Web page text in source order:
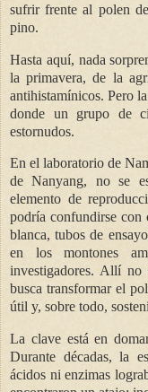
sufrir frente al polen
pino.
Hasta aquí, nada
la primavera, de la
antihistamínicos. Pero
donde un grupo de
estornudos.
En el laboratorio de
de Nanyang, no se
elemento de
podría confundirse con
blanca, tubos de
en los montones
investigadores. Allí no
busca transformar el
útil y, sobre todo,
La clave está en
Durante décadas, la
ácidos ni enzimas